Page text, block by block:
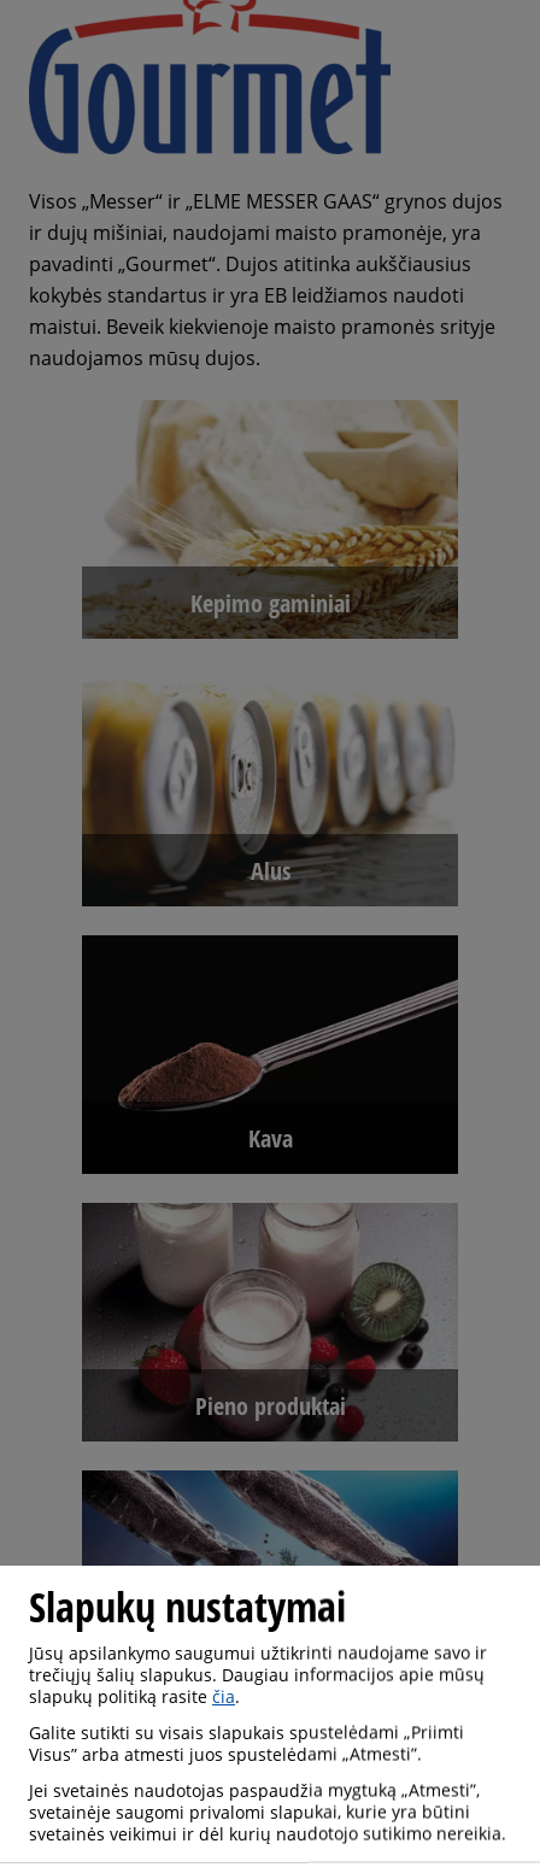
Visos „Messer“ ir „ELME MESSER GAAS“ grynos dujos
ir dujų mišiniai, naudojami maisto pramonėje, yra
pavadinti „Gourmet“. Dujos atitinka aukščiausius
kokybės standartus ir yra EB leidžiamos naudoti
maistui. Beveik kiekvienoje maisto pramonės srityje
naudojamos mūsų dujos.
Kepimo gaminiai
Alus
Kava
Pieno produktai
Žuvis ir jūros gėrybės
Slapukų nustatymai
Jūsų apsilankymo saugumui užtikrinti naudojame savo ir
trečiųjų šalių slapukus. Daugiau informacijos apie mūsų
slapukų politiką rasite čia.
Galite sutikti su visais slapukais spustelėdami „Priimti
Visus” arba atmesti juos spustelėdami „Atmesti”.
Jei svetainės naudotojas paspaudžia mygtuką „Atmesti”,
svetainėje saugomi privalomi slapukai, kurie yra būtini
svetainės veikimui ir dėl kurių naudotojo sutikimo nereikia.